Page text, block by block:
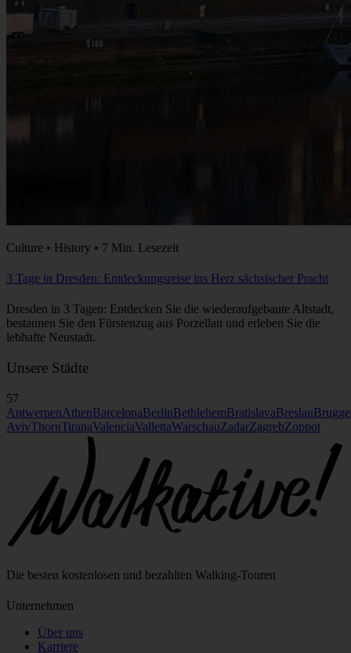
Culture • History • 7 Min. Lesezeit
3 Tage in Dresden: Entdeckungsreise ins Herz sächsischer Pracht
Dresden in 3 Tagen: Entdecken Sie die wiederaufgebaute Altstadt,
bestaunen Sie den Fürstenzug aus Porzellan und erleben Sie die
lebhafte Neustadt.
Unsere Städte
57
AntwerpenAthenBarcelonaBerlinBethlehemBratislavaBreslauBrugge
AvivThornTiranaValenciaVallettaWarschauZadarZagrebZoppot
Die besten kostenlosen und bezahlten Walking‑Touren
Unternehmen
Über uns
Karriere